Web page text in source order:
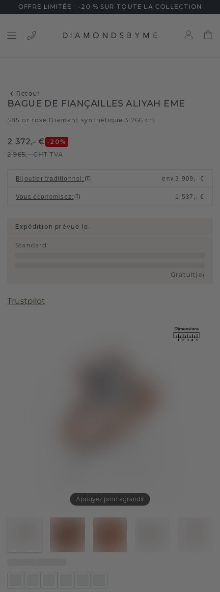
OFFRE LIMITÉE : -20 % SUR TOUTE LA COLLECTION
Retour
Appuyez pour agrandir
BAGUE DE FIANÇAILLES ALIYAH EME
585 or rose Diamant synthétique 3.766 crt
2 372,- € -20 %
2 965,- €HT TVA
Bijoutier traditionnel : env.3 909,- €
Vous économisez: 1 537,- €
Expédition prévue le:
Standard :
Gratuit(e)
Trustpilot